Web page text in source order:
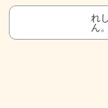
れ
ん。